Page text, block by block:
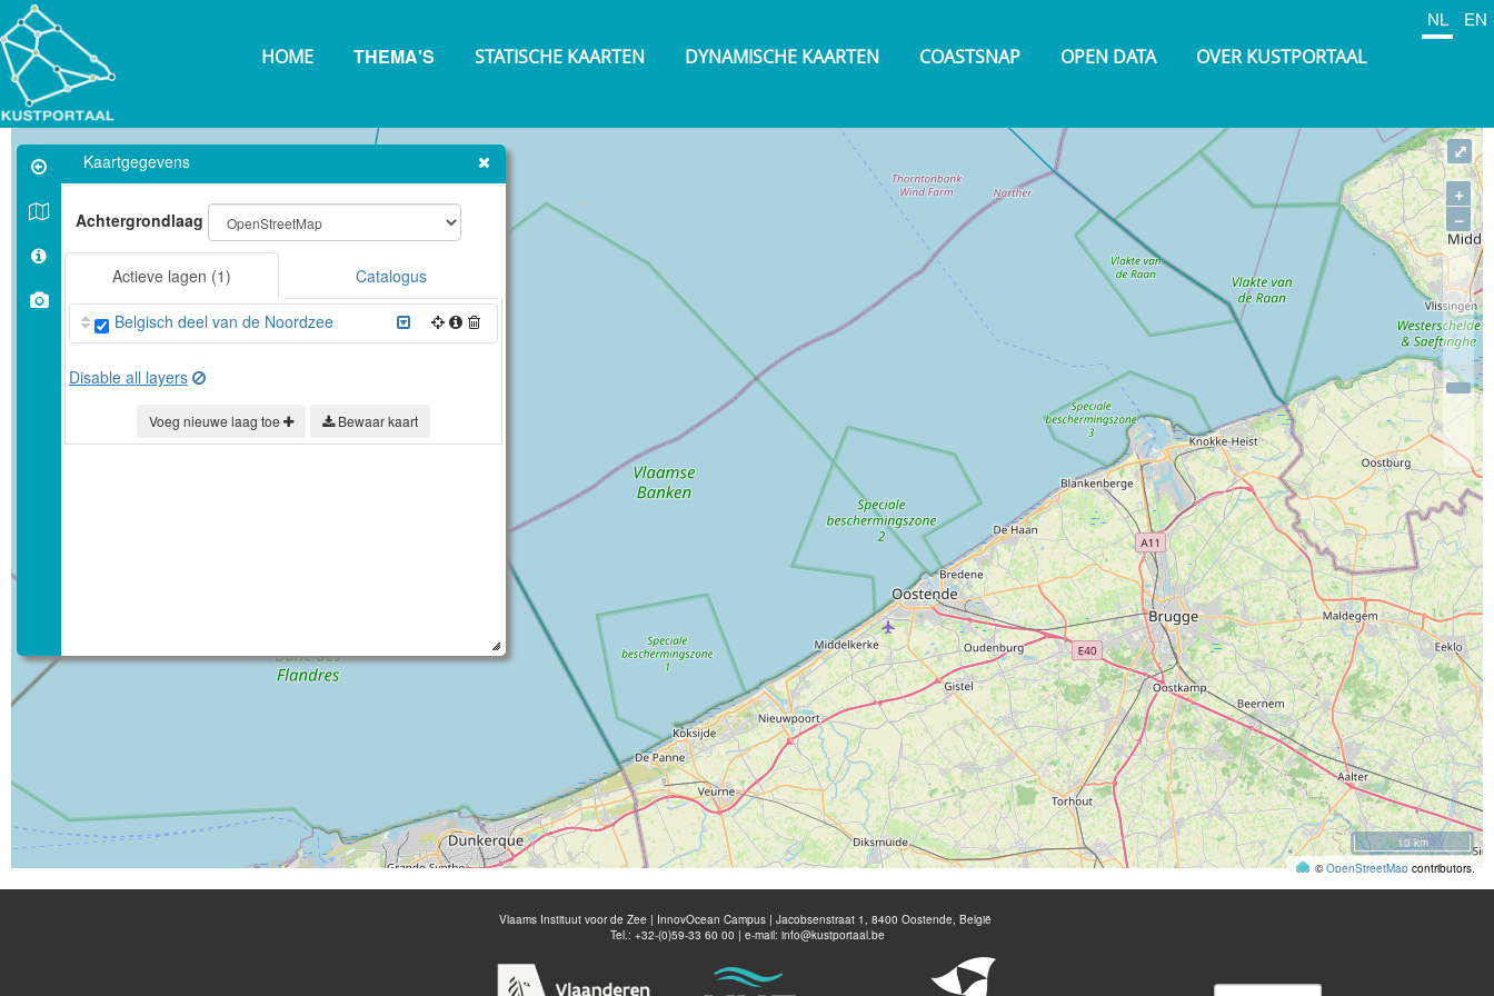
Overslaan
en
naar
de
inhoud
gaan
NL EN
HOME THEMA'S STATISCHE KAARTEN DYNAMISCHE KAARTEN COASTSNAP OPEN DATA OVER KUSTPORTAAL
Kaartgegevens
Achtergrondlaag
Actieve lagen (1) Catalogus
Belgisch deel van de Noordzee
Disable all layers
Voeg nieuwe laag toe Bewaar kaart
10 km
+
−
⤢
©OpenStreetMap contributors.
Vlaams Instituut voor de Zee | InnovOcean Campus | Jacobsenstraat 1, 8400 Oostende, België
Tel.: +32-(0)59-33 60 00 | e-mail: info@kustportaal.be